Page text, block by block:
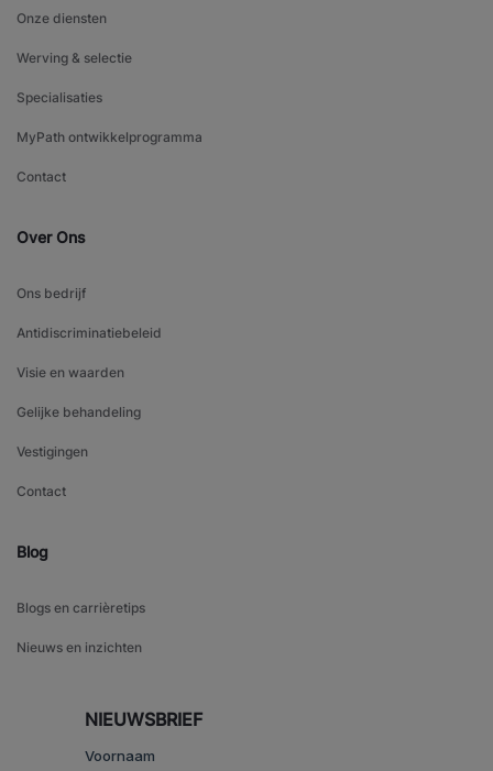
Onze diensten
Werving & selectie
Specialisaties
MyPath ontwikkelprogramma
Contact
Over Ons
Ons bedrijf
Antidiscriminatiebeleid
Visie en waarden
Gelijke behandeling
Vestigingen
Contact
Blog
Blogs en carrièretips
Nieuws en inzichten
NIEUWSBRIEF